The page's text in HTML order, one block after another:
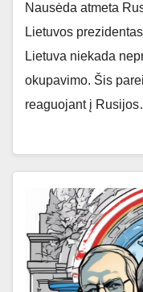
Nausėda atmeta
Lietuvos
Lietuva niekada
okupavimo. Šis
reaguojant į